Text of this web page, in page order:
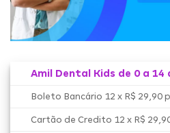
Amil Dental Kids de 0 a 14
Boleto Bancário 12 x R$ 29,90
Cartão de Credito 12 x R$